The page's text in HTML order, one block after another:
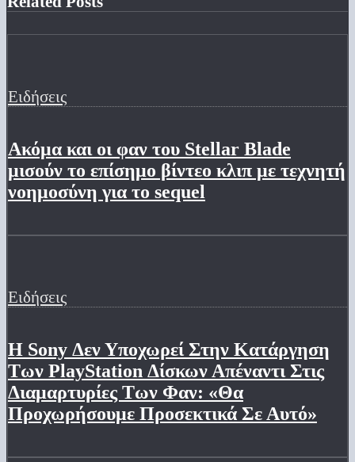
Ειδήσεις
Ακόμα και οι φαν του Stellar Blade
μισούν το επίσημο βίντεο κλιπ με τεχνητή
νοημοσύνη για το sequel
Ειδήσεις
Η Sony Δεν Υποχωρεί Στην Κατάργηση
Των PlayStation Δίσκων Απέναντι Στις
Διαμαρτυρίες Των Φαν: «Θα
Προχωρήσουμε Προσεκτικά Σε Αυτό»